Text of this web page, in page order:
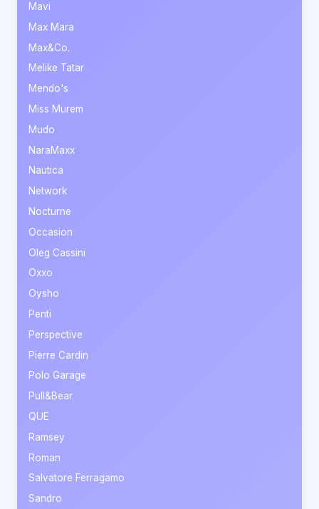
Mavi
Max Mara
Max&Co.
Melike Tatar
Mendo's
Miss Murem
Mudo
NaraMaxx
Nautica
Network
Nocturne
Occasion
Oleg Cassini
Oxxo
Oysho
Penti
Perspective
Pierre Cardin
Polo Garage
Pull&Bear
QUE
Ramsey
Roman
Salvatore Ferragamo
Sandro